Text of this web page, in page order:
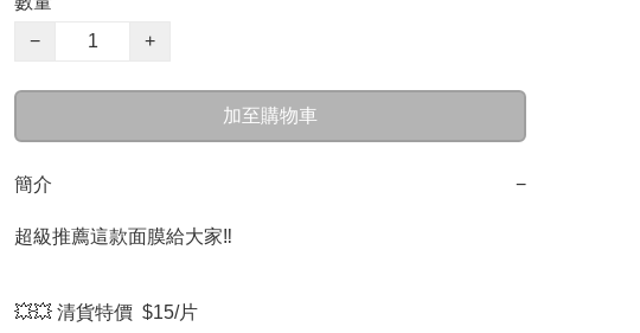
−
+
加至購物車
簡介 −
超級推薦這款面膜給大家‼️
💥💥 清貨特價  $15/片